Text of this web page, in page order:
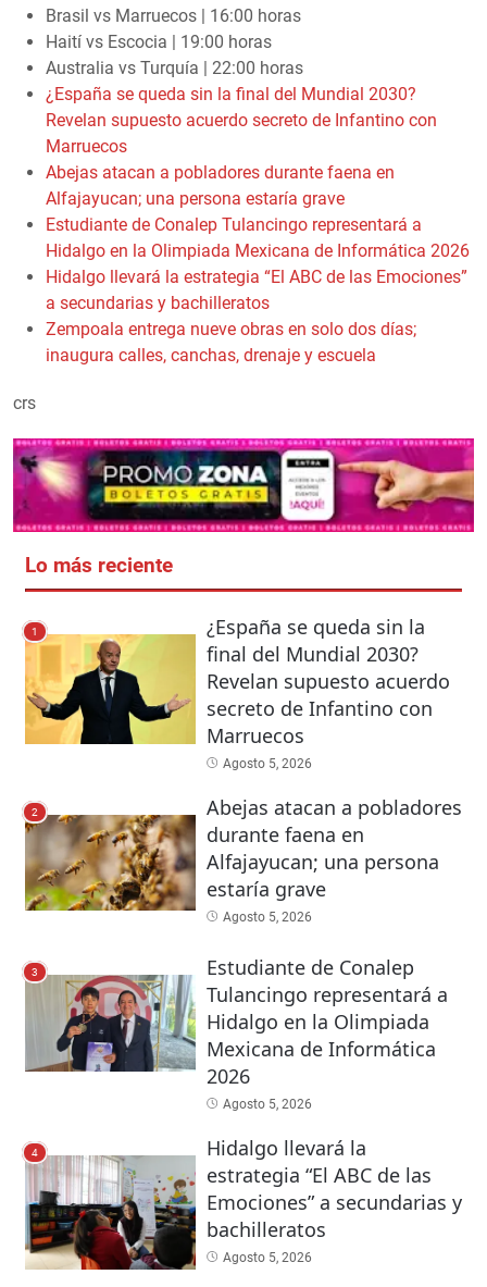
Brasil vs Marruecos | 16:00 horas
Haití vs Escocia | 19:00 horas
Australia vs Turquía | 22:00 horas
¿España se queda sin la final del Mundial 2030?
Revelan supuesto acuerdo secreto de Infantino con
Marruecos
Abejas atacan a pobladores durante faena en
Alfajayucan; una persona estaría grave
Estudiante de Conalep Tulancingo representará a
Hidalgo en la Olimpiada Mexicana de Informática 2026
Hidalgo llevará la estrategia “El ABC de las Emociones”
a secundarias y bachilleratos
Zempoala entrega nueve obras en solo dos días;
inaugura calles, canchas, drenaje y escuela
crs
Lo más reciente
1
¿España se queda sin la
final del Mundial 2030?
Revelan supuesto acuerdo
secreto de Infantino con
Marruecos
Agosto 5, 2026
2
Abejas atacan a pobladores
durante faena en
Alfajayucan; una persona
estaría grave
Agosto 5, 2026
3
Estudiante de Conalep
Tulancingo representará a
Hidalgo en la Olimpiada
Mexicana de Informática
2026
Agosto 5, 2026
4
Hidalgo llevará la
estrategia “El ABC de las
Emociones” a secundarias y
bachilleratos
Agosto 5, 2026